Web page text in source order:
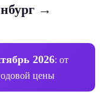
→
2026: от
цены